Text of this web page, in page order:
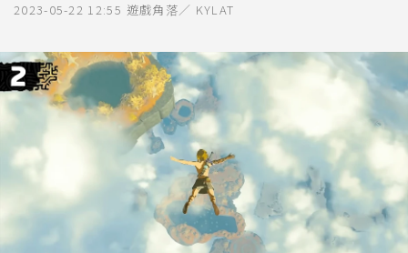
2023-05-22 12:55 遊戲角落／ KYLAT